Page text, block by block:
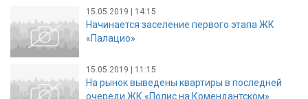
15.05.2019 | 14:15
Начинается заселение первого этапа ЖК
«Палацио»
15.05.2019 | 11:15
На рынок выведены квартиры в последней
очереди ЖК «Полис на Комендантском»